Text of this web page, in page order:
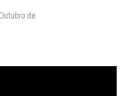
de